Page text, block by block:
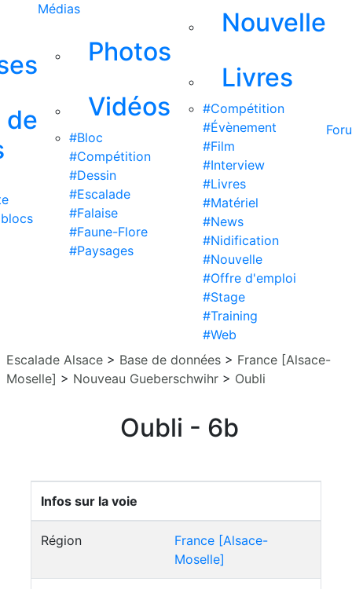
de
Médias
Photos
Vidéos
#Bloc
#Compétition
#Dessin
#Escalade
#Falaise
#Faune-Flore
#Paysages
Nouvelle
Livres
#Compétition
#Évènement
#Film
#Interview
#Livres
#Matériel
#News
#Nidification
#Nouvelle
#Offre d'emploi
#Stage
#Training
#Web
Escalade Alsace > Base de données > France [Alsace-
Moselle] > Nouveau Gueberschwihr > Oubli
Oubli - 6b
Infos sur la voie
Région
France [Alsace-
Moselle]